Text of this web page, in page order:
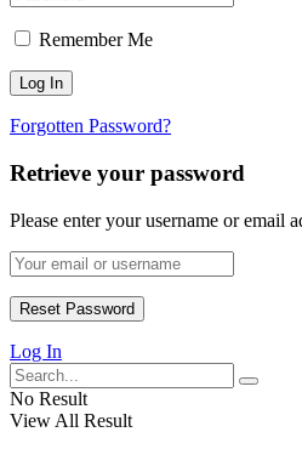
Remember Me
Forgotten Password?
Retrieve your password
Please enter your username or email
Log In
No Result
View All Result